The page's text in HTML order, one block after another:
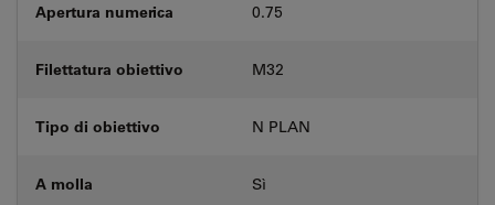
Apertura numerica 0.75
Filettatura obiettivo M32
Tipo di obiettivo N PLAN
A molla Sì